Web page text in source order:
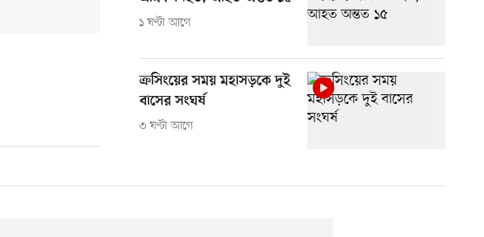
১ ঘণ্টা আগে
ক্রসিংয়ের সময় মহাসড়কে দুই
বাসের সংঘর্ষ
৩ ঘণ্টা আগে